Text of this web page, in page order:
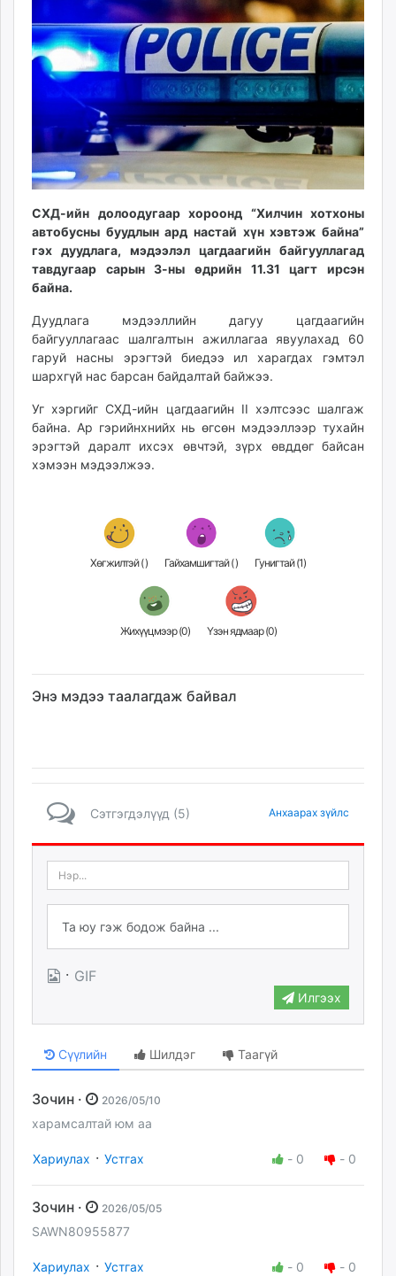
mnb.mn
Livetv.mn
Eguur.mn
24tsag.mn
shuud.mn
eagle.mn
ergelt.mn
zarig.mn
today.mn
zuv.mn
mminfo.mn
ugluu.mn
unen.mn
asu.mn
shudarga.mn
unuudur.mn
isee.mn
mglradio.com
toim.mn
tac.mn
СХД-ийн долоодугаар хороонд “Хилчин хотхоны
автобусны буудлын ард настай хүн хэвтэж байна”
гэх дуудлага, мэдээлэл цагдаагийн байгууллагад
тавдугаар сарын 3-ны өдрийн 11.31 цагт ирсэн
байна.
Дуудлага мэдээллийн дагуу цагдаагийн
байгууллагаас шалгалтын ажиллагаа явуулахад 60
гаруй насны эрэгтэй биедээ ил харагдах гэмтэл
шархгүй нас барсан байдалтай байжээ.
Уг хэргийг СХД-ийн цагдаагийн II хэлтсээс шалгаж
байна. Ар гэрийнхнийх нь өгсөн мэдээллээр тухайн
эрэгтэй даралт ихсэх өвчтэй, зүрх өвддөг байсан
хэмээн мэдээлжээ.
Хөгжилтэй () Гайхамшигтай () Гунигтай (1)
Жихүүцмээр (0) Үзэн ядмаар (0)
Энэ мэдээ таалагдаж байвал
Сэтгэгдэлүүд (5) Анхаарах зүйлс
· GIF
Илгээх
Сүүлийн Шилдэг Таагүй
Зочин · 2026/05/10
харамсалтай юм аа
Хариулах · Устгах - 0 - 0
Зочин · 2026/05/05
SAWN80955877
Хариулах · Устгах - 0 - 0